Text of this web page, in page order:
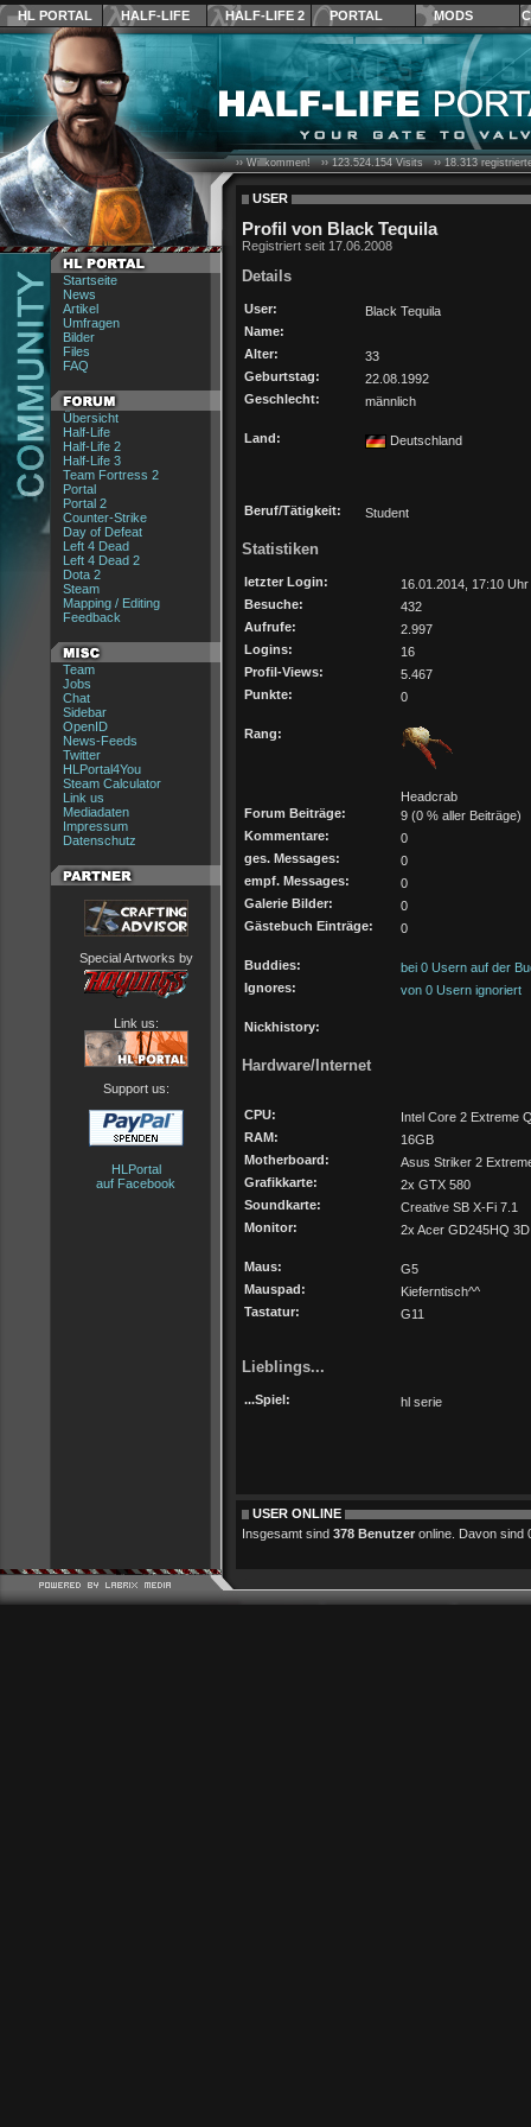
HL PORTAL HALF-LIFE HALF-LIFE 2 PORTAL MODS
Startseite
News
Artikel
Umfragen
Bilder
Files
FAQ
Übersicht
Half-Life
Half-Life 2
Half-Life 3
Team Fortress 2
Portal
Portal 2
Counter-Strike
Day of Defeat
Left 4 Dead
Left 4 Dead 2
Dota 2
Steam
Mapping / Editing
Feedback
Team
Jobs
Chat
Sidebar
OpenID
News-Feeds
Twitter
HLPortal4You
Steam Calculator
Link us
Mediadaten
Impressum
Datenschutz
Special Artworks by
Link us:
Support us:
HLPortal
auf Facebook
›› Willkommen! ››123.524.154Visits ››18.313
USER
Profil von Black Tequila
Registriert seit 17.06.2008
Details
User:
Black Tequila
Name:
Alter:
33
Geburtstag:
22.08.1992
Geschlecht:
männlich
Land: Deutschland
Beruf/Tätigkeit: Student
Statistiken
letzter Login:
16.01.2014, 17:10 Uhr
Besuche:
432
Aufrufe:
2.997
Logins:
16
Profil-Views:
5.467
Punkte:
0
Rang:
Headcrab
Forum Beiträge:
9 (0 % aller Beiträge)
Kommentare:
0
ges. Messages:
0
empf. Messages:
0
Galerie Bilder:
0
Gästebuch Einträge:
0
Buddies:
bei 0 Usern auf der
Ignores:
von 0 Usern ignoriert
Nickhistory:
Hardware/Internet
CPU:
Intel Core 2 Extreme
RAM:
16GB
Motherboard:
Asus Striker 2
Grafikkarte:
2x GTX 580
Soundkarte:
Creative SB X-Fi 7.1
Monitor:
2x Acer GD245HQ
Maus:
G5
Mauspad:
Kieferntisch^^
Tastatur:
G11
Lieblings...
...Spiel: hl serie
USER ONLINE
Insgesamt sind 378 Benutzer online. Davon sind